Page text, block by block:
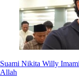
Suami Nikita Willy
Allah